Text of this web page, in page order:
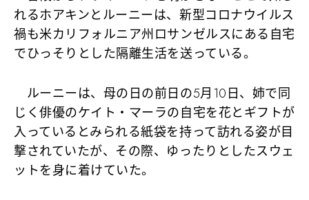
れるホアキンとルーニーは、新型コロナウイルス
禍も米カリフォルニア州ロサンゼルスにある自宅
でひっそりとした隔離生活を送っている。
ルーニーは、母の日の前日の5月10日、姉で同
じく俳優のケイト・マーラの自宅を花とギフトが
入っているとみられる紙袋を持って訪れる姿が目
撃されていたが、その際、ゆったりとしたスウェ
ットを身に着けていた。